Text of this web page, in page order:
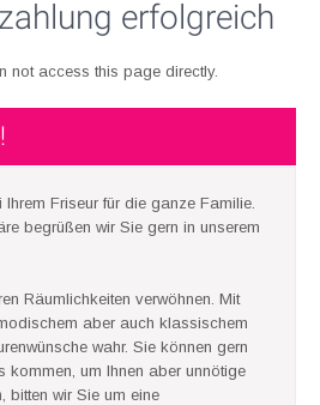
erfolgreich
not access this page directly.
Friseur für die ganze Familie.
begrüßen wir Sie gern in unserem
Räumlichkeiten verwöhnen. Mit
aber auch klassischem
wahr. Sie können gern
kommen, um Ihnen aber unnötige
bitten wir Sie um eine